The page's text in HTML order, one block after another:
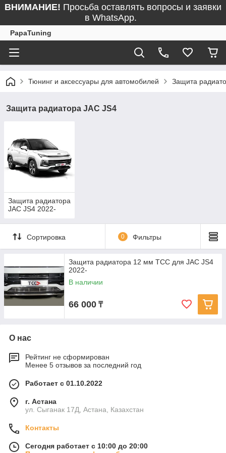
ВНИМАНИЕ! Просьба оставлять вопросы и заявки
в WhatsApp.
PapaTuning
Тюнинг и аксессуары для автомобилей Защита
Защита радиатора JAC JS4
Защита радиатора
JAC JS4 2022-
Сортировка 0 Фильтры
Защита радиатора 12 мм ТСС для JAC JS4
2022-
В наличии
66 000 ₸
О нас
Рейтинг не сформирован
Менее 5 отзывов за последний год
Работает с 01.10.2022
г. Астана
ул. Сыганак 17Д, Астана, Казахстан
Контакты
Сегодня работает с 10:00 до 20:00